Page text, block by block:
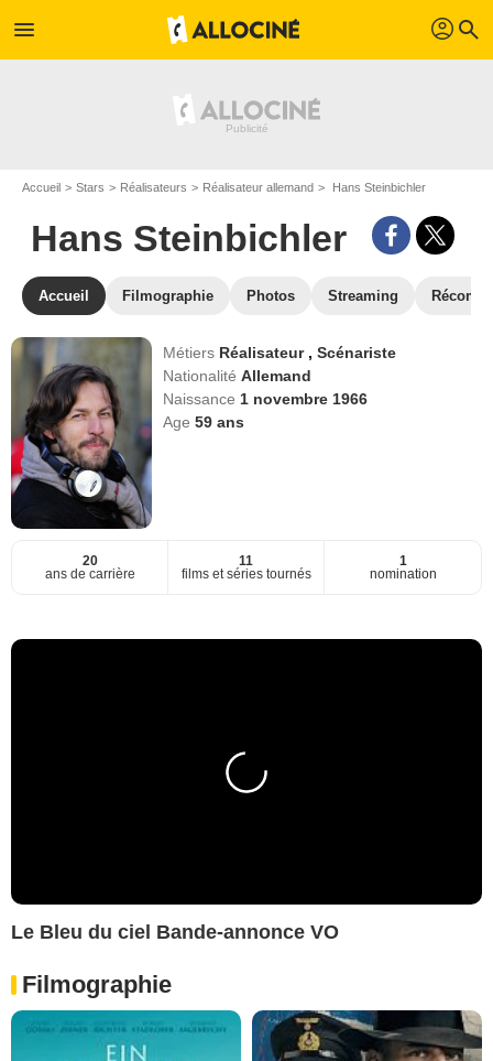
menu profil search
Accueil Stars Réalisateurs Réalisateur allemand Hans Steinbichler
Hans Steinbichler
Accueil Filmographie Photos Streaming
Métiers Réalisateur ,Scénariste
NationalitéAllemand
Naissance 1 novembre 1966
Age59 ans
20
ans de carrière
11
films et séries tournés
1
nomination
Le Bleu du ciel Bande-annonce VO
Filmographie